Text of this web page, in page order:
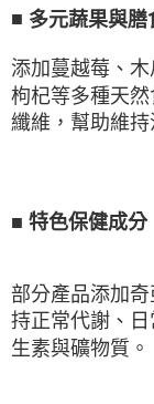
■ 多元蔬果與膳
添加蔓越莓、
枸杞等多種天
纖維，幫助維持
■ 特色保健成分
部分產品添加
持正常代謝、
生素與礦物質。